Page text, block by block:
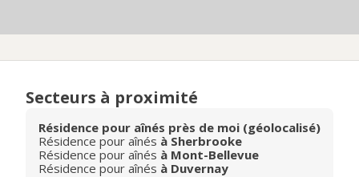
Secteurs à proximité
Résidence pour aînés près de moi (géolocalisé)
Résidence pour aînés à Sherbrooke
Résidence pour aînés à Mont-Bellevue
Résidence pour aînés à Duvernay